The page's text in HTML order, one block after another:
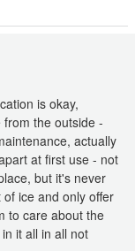
is okay,
the outside -
actually
at first use - not
but it's never
ice and only offer
to care about the
it all in all not